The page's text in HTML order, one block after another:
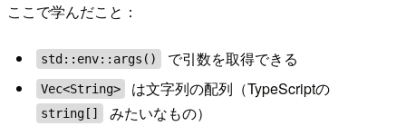
ここで学んだこと：
std::env::args() で引数を取得できる
Vec<String> は文字列の配列（TypeScriptの
string[]
みたいなもの）